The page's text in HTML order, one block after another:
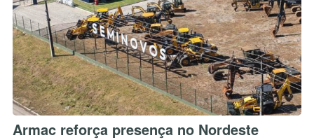
Armac reforça presença no Nordeste